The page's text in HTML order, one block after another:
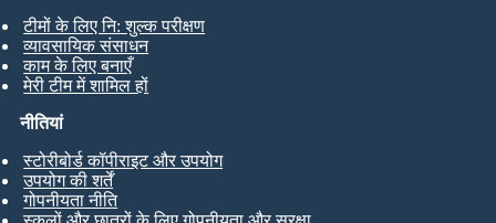
टीमों के लिए नि: शुल्क परीक्षण
व्यावसायिक संसाधन
काम के लिए बनाएँ
मेरी टीम में शामिल हों
नीतियां
स्टोरीबोर्ड कॉपीराइट और उपयोग
उपयोग की शर्तें
गोपनीयता नीति